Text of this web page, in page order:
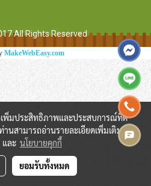
All Rights Reserved
MakeWebEasy.com
เพิ่มประสิทธิภาพและประสบการณ์ที่ดี
านสามารถอ่านรายละเอียดเพิ่มเติม
และ นโยบายคุกกี้
ยอมรับทั้งหมด